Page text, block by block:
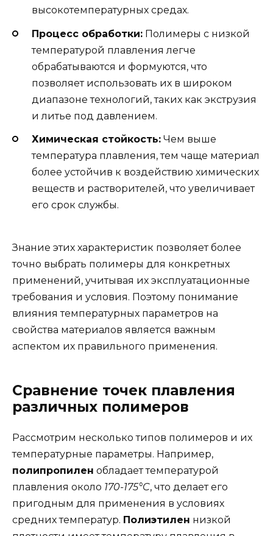
высокотемпературных средах.
Процесс обработки: Полимеры с низкой
температурой плавления легче
обрабатываются и формуются, что
позволяет использовать их в широком
диапазоне технологий, таких как экструзия
и литье под давлением.
Химическая стойкость: Чем выше
температура плавления, тем чаще материал
более устойчив к воздействию химических
веществ и растворителей, что увеличивает
его срок службы.
Знание этих характеристик позволяет более
точно выбрать полимеры для конкретных
применений, учитывая их эксплуатационные
требования и условия. Поэтому понимание
влияния температурных параметров на
свойства материалов является важным
аспектом их правильного применения.
Сравнение точек плавления
различных полимеров
Рассмотрим несколько типов полимеров и их
температурные параметры. Например,
полипропилен обладает температурой
плавления около 170-175°C, что делает его
пригодным для применения в условиях
средних температур. Полиэтилен низкой